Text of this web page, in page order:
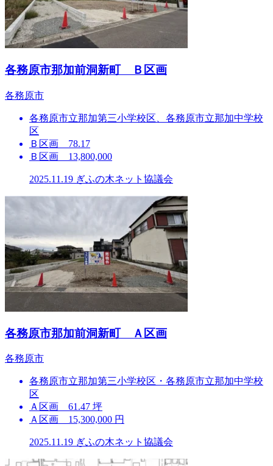
各務原市那加前洞新町 Ｂ区画
各務原市
各務原市立那加第三小学校区、各務原市立那加中学校
区
Ｂ区画 78.17
Ｂ区画 13,800,000
2025.11.19 ぎふの木ネット協議会
各務原市那加前洞新町 Ａ区画
各務原市
各務原市立那加第三小学校区・各務原市立那加中学校
区
Ａ区画 61.47 坪
Ａ区画 15,300,000 円
2025.11.19 ぎふの木ネット協議会